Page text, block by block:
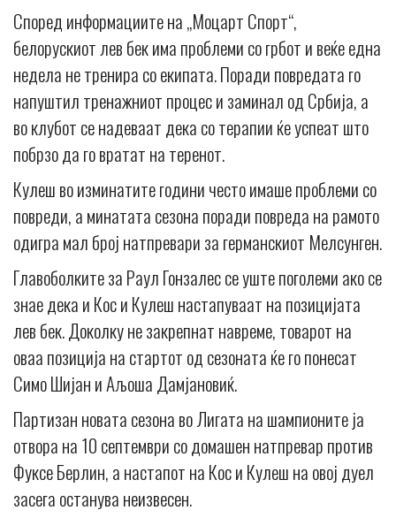
Според информациите на „Моцарт Спорт“,
белорускиот лев бек има проблеми со грбот и веќе една
недела не тренира со екипата. Поради повредата го
напуштил тренажниот процес и заминал од Србија, а
во клубот се надеваат дека со терапии ќе успеат што
побрзо да го вратат на теренот.
Кулеш во изминатите години често имаше проблеми со
повреди, а минатата сезона поради повреда на рамото
одигра мал број натпревари за германскиот Мелсунген.
Главоболките за Раул Гонзалес се уште поголеми ако се
знае дека и Кос и Кулеш настапуваат на позицијата
лев бек. Доколку не закрепнат навреме, товарот на
оваа позиција на стартот од сезоната ќе го понесат
Симо Шијан и Аљоша Дамјановиќ.
Партизан новата сезона во Лигата на шампионите ја
отвора на 10 септември со домашен натпревар против
Фуксе Берлин, а настапот на Кос и Кулеш на овој дуел
засега останува неизвесен.